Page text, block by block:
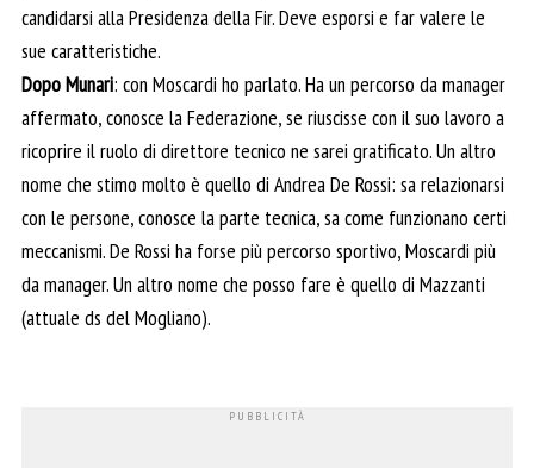
candidarsi alla Presidenza della Fir. Deve esporsi e far valere le
sue caratteristiche.
Dopo Munari: con Moscardi ho parlato. Ha un percorso da manager
affermato, conosce la Federazione, se riuscisse con il suo lavoro a
ricoprire il ruolo di direttore tecnico ne sarei gratificato. Un altro
nome che stimo molto è quello di Andrea De Rossi: sa relazionarsi
con le persone, conosce la parte tecnica, sa come funzionano certi
meccanismi. De Rossi ha forse più percorso sportivo, Moscardi più
da manager. Un altro nome che posso fare è quello di Mazzanti
(attuale ds del Mogliano).